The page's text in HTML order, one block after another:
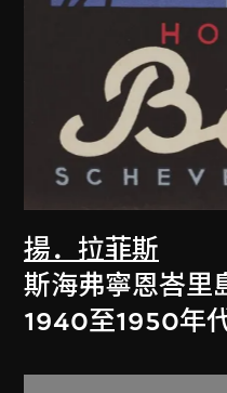
揚．拉菲斯
斯海弗寧恩峇里
1940至1950年